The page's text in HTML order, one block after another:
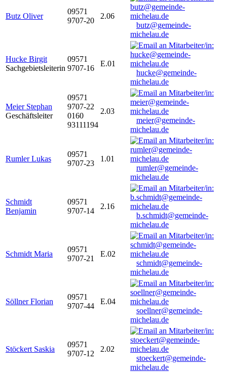
Butz Oliver
09571
9707-20
2.06
butz@gemeinde-
michelau.de
Hucke Birgit
Sachgebietsleiterin
09571
9707-16
E.01
hucke@gemeinde-
michelau.de
Meier Stephan
Geschäftsleiter
09571
9707-22
0160
93111194
2.03
meier@gemeinde-
michelau.de
Rumler Lukas
09571
9707-23
1.01
rumler@gemeinde-
michelau.de
Schmidt
Benjamin
09571
9707-14
2.16
b.schmidt@gemeinde-
michelau.de
Schmidt Maria
09571
9707-21
E.02
schmidt@gemeinde-
michelau.de
Söllner Florian
09571
9707-44
E.04
soellner@gemeinde-
michelau.de
Stöckert Saskia
09571
9707-12
2.02
stoeckert@gemeinde-
michelau.de